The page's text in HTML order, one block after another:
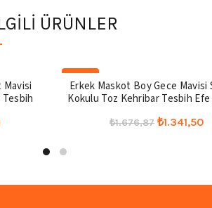
ÜRÜNLER
Mavisi
Şu
Erkek Maskot Boy Gece Mavisi
Kokulu Toz Kehribar Tesbih
₺1.676,87 Orijinal
₺1.341,50Şu